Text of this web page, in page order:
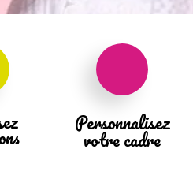
Personnalisez
votre cadre